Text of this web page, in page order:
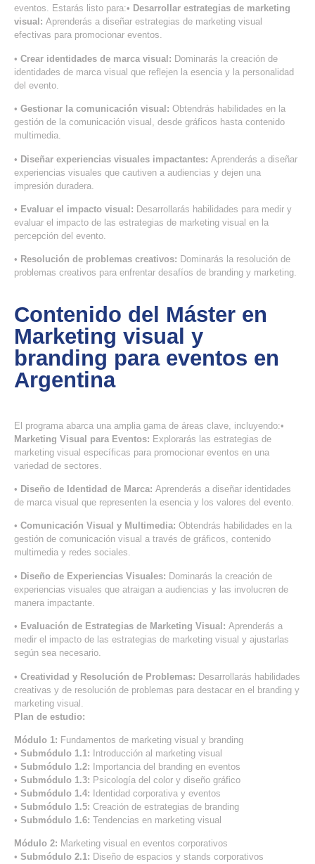
eventos. Estarás listo para:• Desarrollar estrategias de marketing
visual: Aprenderás a diseñar estrategias de marketing visual
efectivas para promocionar eventos.
• Crear identidades de marca visual: Dominarás la creación de
identidades de marca visual que reflejen la esencia y la personalidad
del evento.
• Gestionar la comunicación visual: Obtendrás habilidades en la
gestión de la comunicación visual, desde gráficos hasta contenido
multimedia.
• Diseñar experiencias visuales impactantes: Aprenderás a diseñar
experiencias visuales que cautiven a audiencias y dejen una
impresión duradera.
• Evaluar el impacto visual: Desarrollarás habilidades para medir y
evaluar el impacto de las estrategias de marketing visual en la
percepción del evento.
• Resolución de problemas creativos: Dominarás la resolución de
problemas creativos para enfrentar desafíos de branding y marketing.
Contenido del Máster en
Marketing visual y
branding para eventos en
Argentina
El programa abarca una amplia gama de áreas clave, incluyendo:•
Marketing Visual para Eventos: Explorarás las estrategias de
marketing visual específicas para promocionar eventos en una
variedad de sectores.
• Diseño de Identidad de Marca: Aprenderás a diseñar identidades
de marca visual que representen la esencia y los valores del evento.
• Comunicación Visual y Multimedia: Obtendrás habilidades en la
gestión de comunicación visual a través de gráficos, contenido
multimedia y redes sociales.
• Diseño de Experiencias Visuales: Dominarás la creación de
experiencias visuales que atraigan a audiencias y las involucren de
manera impactante.
• Evaluación de Estrategias de Marketing Visual: Aprenderás a
medir el impacto de las estrategias de marketing visual y ajustarlas
según sea necesario.
• Creatividad y Resolución de Problemas: Desarrollarás habilidades
creativas y de resolución de problemas para destacar en el branding y
marketing visual.
Plan de estudio:
Módulo 1: Fundamentos de marketing visual y branding
• Submódulo 1.1: Introducción al marketing visual
• Submódulo 1.2: Importancia del branding en eventos
• Submódulo 1.3: Psicología del color y diseño gráfico
• Submódulo 1.4: Identidad corporativa y eventos
• Submódulo 1.5: Creación de estrategias de branding
• Submódulo 1.6: Tendencias en marketing visual
Módulo 2: Marketing visual en eventos corporativos
• Submódulo 2.1: Diseño de espacios y stands corporativos